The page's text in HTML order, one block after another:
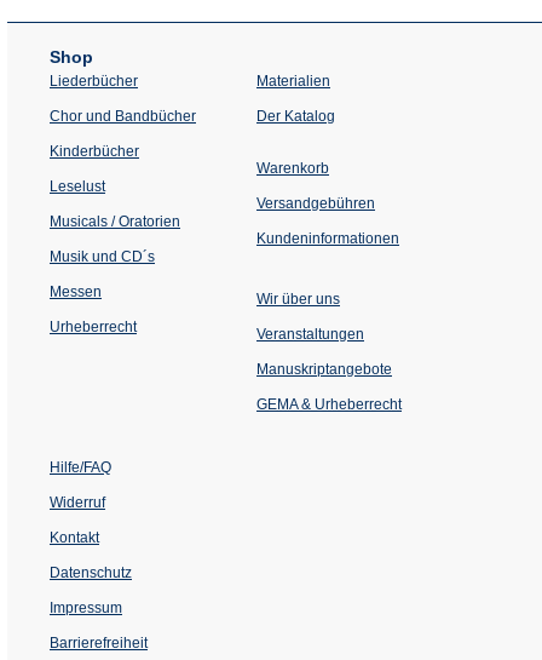
Shop
Liederbücher
Chor und Bandbücher
Kinderbücher
Leselust
Musicals / Oratorien
Musik und CD´s
Messen
Urheberrecht
Materialien
Der Katalog
Warenkorb
Versandgebühren
Kundeninformationen
Wir über uns
Veranstaltungen
einem
Tab)
Manuskriptangebote
GEMA & Urheberrecht
Hilfe/FAQ
Widerruf
Kontakt
Datenschutz
Impressum
Barrierefreiheit